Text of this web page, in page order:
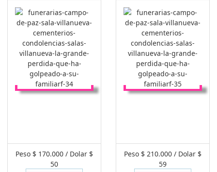
Peso $ 170.000 / Dolar $
50
Peso $ 210.000 / Dolar $
59